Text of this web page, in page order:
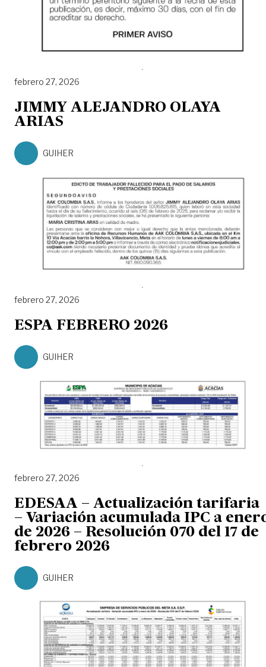
febrero 27, 2026
JIMMY ALEJANDRO OLAYA
ARIAS
GUIHER
febrero 27, 2026
ESPA FEBRERO 2026
GUIHER
febrero 27, 2026
EDESAA – Actualización tarifaria
– Variación acumulada IPC a
de 2026 – Resolución 070 del 17 de
febrero 2026
GUIHER